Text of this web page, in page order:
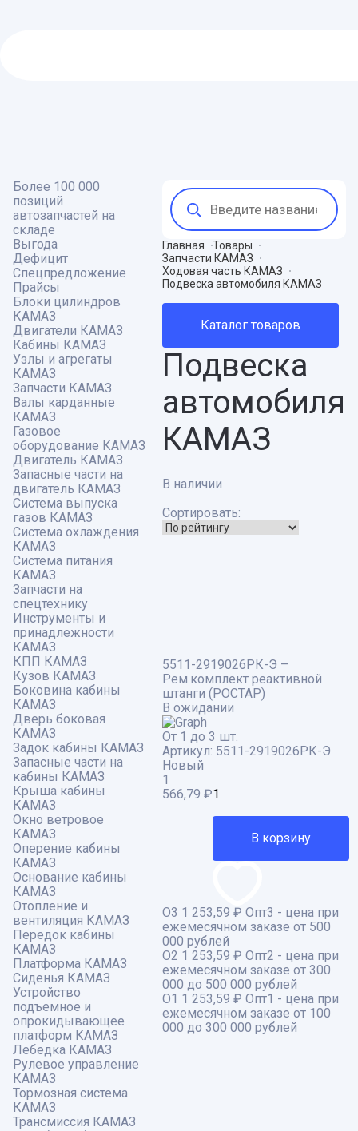
Более 100 000
позиций
автозапчастей на
складе
Выгода
Дефицит
Спецпредложение
Прайсы
Блоки цилиндров
КАМАЗ
Двигатели КАМАЗ
Кабины КАМАЗ
Узлы и агрегаты
КАМАЗ
Запчасти КАМАЗ
Валы карданные
КАМАЗ
Газовое
оборудование КАМАЗ
Двигатель КАМАЗ
Запасные части на
двигатель КАМАЗ
Система выпуска
газов КАМАЗ
Система охлаждения
КАМАЗ
Система питания
КАМАЗ
Запчасти на
спецтехнику
Инструменты и
принадлежности
КАМАЗ
КПП КАМАЗ
Кузов КАМАЗ
Боковина кабины
КАМАЗ
Дверь боковая
КАМАЗ
Задок кабины КАМАЗ
Запасные части на
кабины КАМАЗ
Крыша кабины
КАМАЗ
Окно ветровое
КАМАЗ
Оперение кабины
КАМАЗ
Основание кабины
КАМАЗ
Отопление и
вентиляция КАМАЗ
Передок кабины
КАМАЗ
Платформа КАМАЗ
Сиденья КАМАЗ
Устройство
подъемное и
опрокидывающее
платформ КАМАЗ
Лебедка КАМАЗ
Рулевое управление
КАМАЗ
Тормозная система
КАМАЗ
Трансмиссия КАМАЗ
Поиск
товаров
Главная
Товары
Запчасти КАМАЗ
Ходовая часть КАМАЗ
Подвеска автомобиля КАМАЗ
Каталог товаров
Подвеска
автомобиля
КАМАЗ
В наличии
Сортировать:
5511-2919026РК-Э –
Рем.комплект реактивной
штанги (РОСТАР)
В ожидании
От 1 до 3 шт.
Артикул: 5511-2919026РК-Э
Новый
1
566,79 ₽
В корзину
О3 1 253,59 ₽ Опт3 - цена при
ежемесячном заказе от 500
000 рублей
О2 1 253,59 ₽ Опт2 - цена при
ежемесячном заказе от 300
000 до 500 000 рублей
О1 1 253,59 ₽ Опт1 - цена при
ежемесячном заказе от 100
000 до 300 000 рублей